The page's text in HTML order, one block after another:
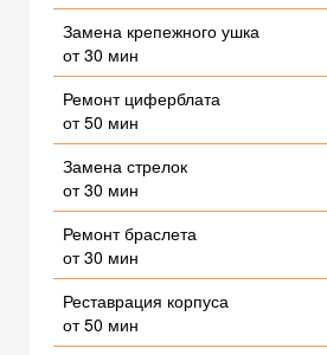
Замена крепежного ушка
от 30 мин
Ремонт циферблата
от 50 мин
Замена стрелок
от 30 мин
Ремонт браслета
от 30 мин
Реставрация корпуса
от 50 мин